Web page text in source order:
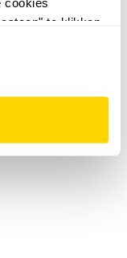
te klikken.